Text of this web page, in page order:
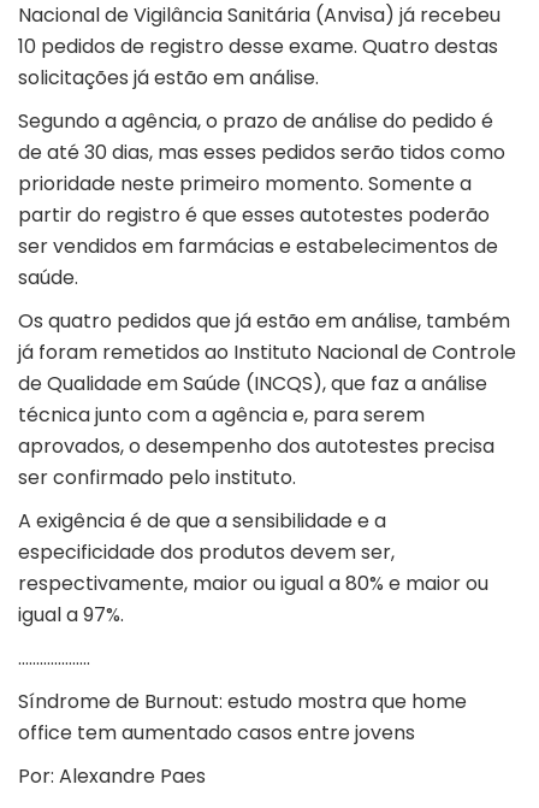
Nacional de Vigilância Sanitária (Anvisa) já recebeu
10 pedidos de registro desse exame. Quatro destas
solicitações já estão em análise.
Segundo a agência, o prazo de análise do pedido é
de até 30 dias, mas esses pedidos serão tidos como
prioridade neste primeiro momento. Somente a
partir do registro é que esses autotestes poderão
ser vendidos em farmácias e estabelecimentos de
saúde.
Os quatro pedidos que já estão em análise, também
já foram remetidos ao Instituto Nacional de Controle
de Qualidade em Saúde (INCQS), que faz a análise
técnica junto com a agência e, para serem
aprovados, o desempenho dos autotestes precisa
ser confirmado pelo instituto.
A exigência é de que a sensibilidade e a
especificidade dos produtos devem ser,
respectivamente, maior ou igual a 80% e maior ou
igual a 97%.
………………..
Síndrome de Burnout: estudo mostra que home
office tem aumentado casos entre jovens
Por: Alexandre Paes